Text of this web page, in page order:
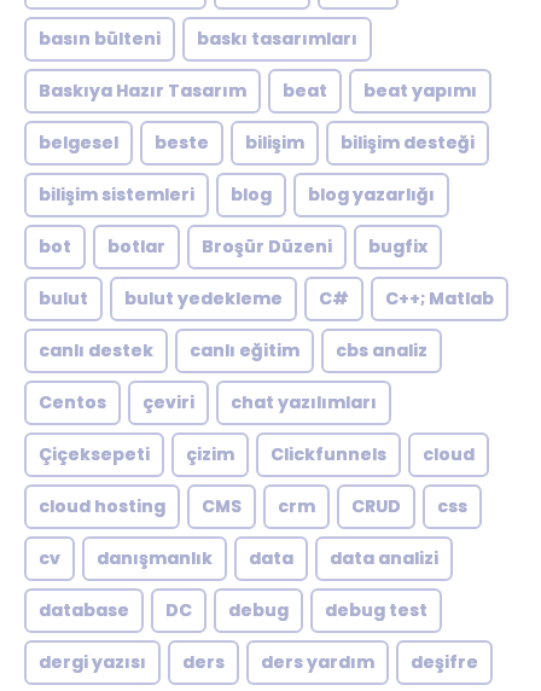
basın bülteni baskı tasarımları
Baskıya Hazır Tasarım beat beat yapımı
belgesel beste bilişim bilişim desteği
bilişim sistemleri blog blog yazarlığı
bot botlar Broşür Düzeni bugfix
bulut bulut yedekleme C# C++; Matlab
canlı destek canlı eğitim cbs analiz
Centos çeviri chat yazılımları
Çiçeksepeti çizim Clickfunnels cloud
cloud hosting CMS crm CRUD css
cv danışmanlık data data analizi
database DC debug debug test
dergi yazısı ders ders yardım deşifre